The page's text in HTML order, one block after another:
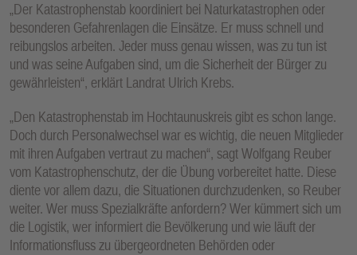
„Der Katastrophenstab koordiniert bei Naturkatastrophen oder
besonderen Gefahrenlagen die Einsätze. Er muss schnell und
reibungslos arbeiten. Jeder muss genau wissen, was zu tun ist
und was seine Aufgaben sind, um die Sicherheit der Bürger zu
gewährleisten“, erklärt Landrat Ulrich Krebs.
„Den Katastrophenstab im Hochtaunuskreis gibt es schon lange.
Doch durch Personalwechsel war es wichtig, die neuen Mitglieder
mit ihren Aufgaben vertraut zu machen“, sagt Wolfgang Reuber
vom Katastrophenschutz, der die Übung vorbereitet hatte. Diese
diente vor allem dazu, die Situationen durchzudenken, so Reuber
weiter. Wer muss Spezialkräfte anfordern? Wer kümmert sich um
die Logistik, wer informiert die Bevölkerung und wie läuft der
Informationsfluss zu übergeordneten Behörden oder